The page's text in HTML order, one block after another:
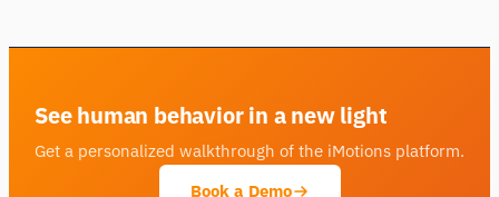
See human behavior in a new light
Get a personalized walkthrough of the iMotions platform.
Book a Demo